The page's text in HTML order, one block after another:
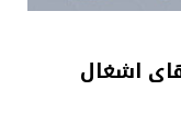
اشغال